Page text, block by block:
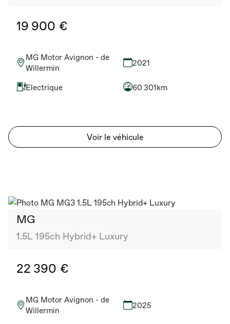
19 900 €
MG Motor Avignon - de
Willermin
2021
Electrique 60 301km
Voir le véhicule
MG
1.5L 195ch Hybrid+ Luxury
22 390 €
MG Motor Avignon - de
Willermin
2025